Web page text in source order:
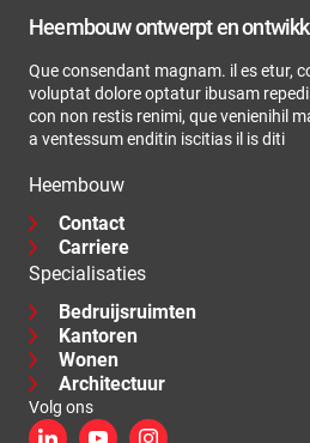
Heembouw ontwerpt en
Que consendant magnam. il es etur,
voluptat dolore optatur ibusam
con non restis renimi, que venienihil
a ventessum enditin iscitias il is diti
Heembouw
Contact
Carriere
Specialisaties
Bedruijsruimten
Kantoren
Wonen
Architectuur
Volg ons
LinkedInYouTubeInstagram